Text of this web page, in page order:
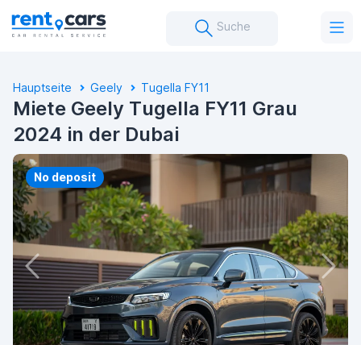
Suche
Hauptseite Geely Tugella FY11
Miete Geely Tugella FY11 Grau
2024 in der Dubai
No deposit